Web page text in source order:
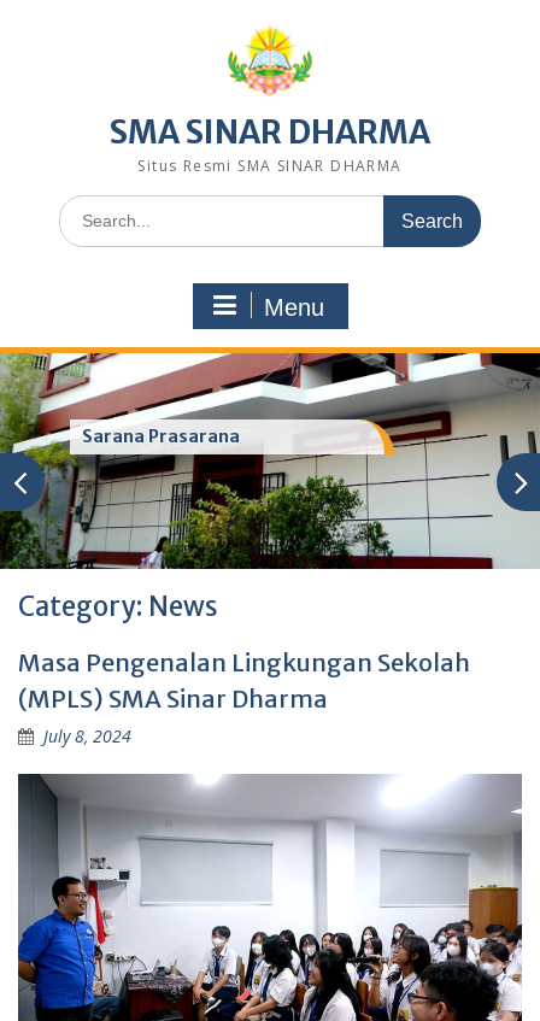
SMA SINAR DHARMA
Situs Resmi SMA SINAR DHARMA
Search
for:
Menu
Sarana Prasarana
Category: News
Masa Pengenalan Lingkungan Sekolah
(MPLS) SMA Sinar Dharma
July 8, 2024